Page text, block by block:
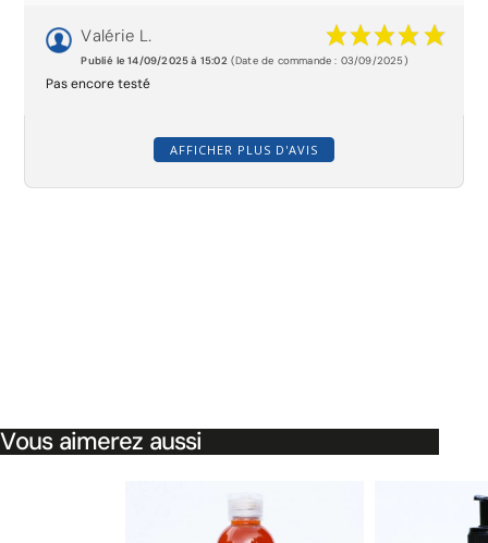
Valérie L.
Publié le 14/09/2025 à 15:02(Date de commande : 03/09/2025)
Pas encore testé
AFFICHER PLUS D'AVIS
Vous aimerez aussi